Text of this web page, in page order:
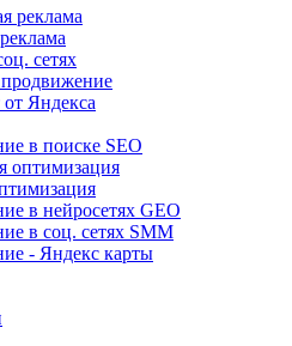
реклама
сетях
Яндекса
в поиске SEO
оптимизация
в нейросетях GEO
в соц. сетях SMM
- Яндекс карты